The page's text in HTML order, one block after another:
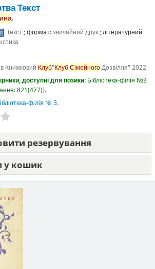
Текст
.
Текст; формат:звичайний друк; літературний
Книжковий Клуб"КлубСімейногоДозвілля" 2022
доступні для позики: Бібліотека-філія №3
821(477) .
філія № 3.
резервування
у кошик